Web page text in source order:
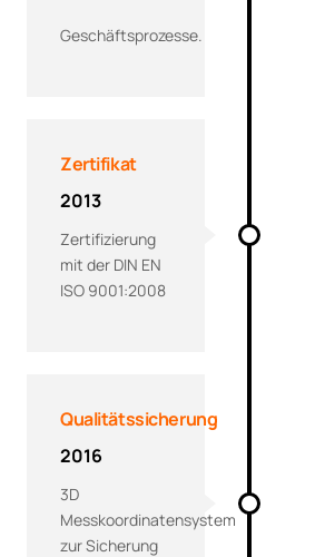
Geschäftsprozesse.
Zertifikat
2013
Zertifizierung
mit der DIN EN
ISO 9001:2008
Qualitätssicherung
2016
3D
Messkoordinatensystem
zur Sicherung